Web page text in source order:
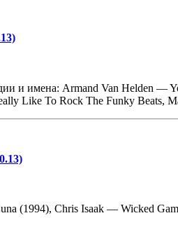
и имена: Armand Van Helden —
Like To Rock The Funky
(1994), Chris Isaak — Wicked